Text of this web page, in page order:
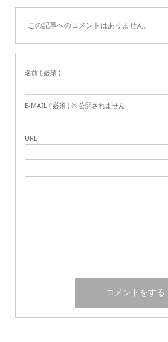
この記事へのコメントはありません。
名前 ( 必須 )
E-MAIL ( 必須 ) ※ 公開されません
URL